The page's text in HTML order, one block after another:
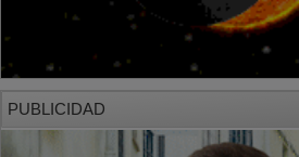
PUBLICIDAD